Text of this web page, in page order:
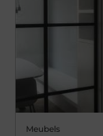
Meubels